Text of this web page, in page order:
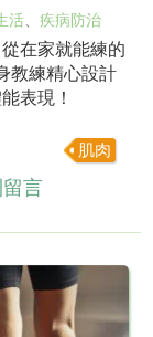
活 疾病防治
在家就能練的
教練精心設計
表現！
肌肉
留言